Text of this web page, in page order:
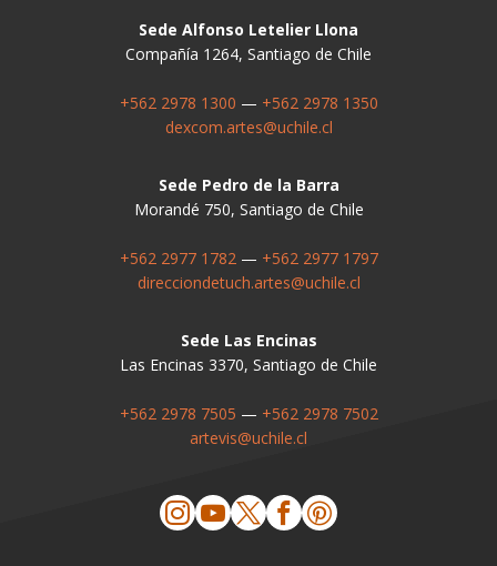
Sede Alfonso Letelier Llona
Compañía 1264, Santiago de Chile
+562 2978 1300 — +562 2978 1350
dexcom.artes@uchile.cl
Sede Pedro de la Barra
Morandé 750, Santiago de Chile
+562 2977 1782 — +562 2977 1797
direcciondetuch.artes@uchile.cl
Sede Las Encinas
Las Encinas 3370, Santiago de Chile
+562 2978 7505 — +562 2978 7502
artevis@uchile.cl